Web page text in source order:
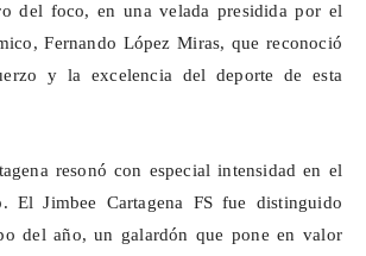
del foco, en una velada presidida por el
Fernando López Miras, que reconoció
y la excelencia del deporte de esta
resonó con especial intensidad en el
ElJimbee Cartagena FS fue distinguido
del año, un galardón que pone en valor